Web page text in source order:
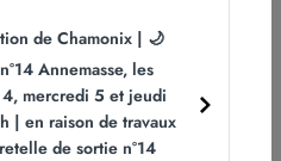
de Chamonix | 🌙
Annemasse, les
mercredi 5 et jeudi
| en raison de travaux
de sortie n°14